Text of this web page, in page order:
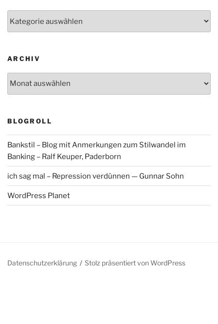
ARCHIV
BLOGROLL
Bankstil – Blog mit Anmerkungen zum Stilwandel im
Banking – Ralf Keuper, Paderborn
ich sag mal – Repression verdünnen — Gunnar Sohn
WordPress Planet
Datenschutzerklärung Stolz präsentiert von WordPress